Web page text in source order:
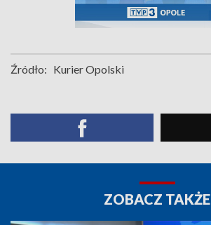
Źródło: Kurier Opolski
ZOBACZ TAKŻE